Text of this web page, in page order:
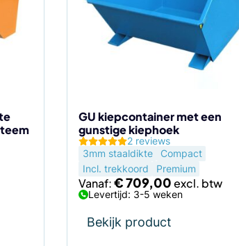
GU kiepcontainer met een
gunstige kiephoek
2 reviews
3mm staaldikte
Compact
Incl. trekkoord
Premium
Vanaf:€709,00
Levertijd: 3-5 weken
Bekijk product
Deze
de
productpagina